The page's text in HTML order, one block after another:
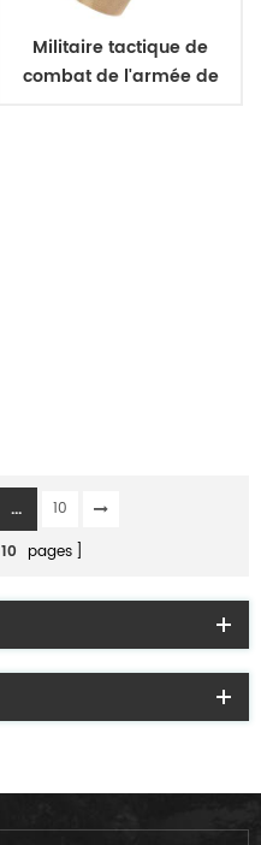
Militaire tactique de
combat de l'armée de
...
10
10 pages